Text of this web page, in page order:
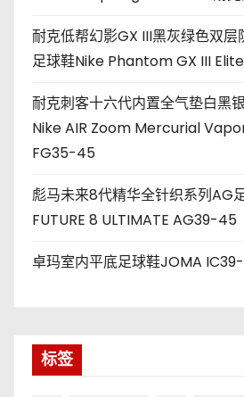
耐克低帮幻影GX III黑灰绿色双
足球鞋Nike Phantom GX III
耐克刺客十六代内置全气垫白黑
Nike AIR Zoom Mercurial
FG35-45
彪马未来8代精华全针织系列AG
FUTURE 8 ULTIMATE AG39-45
卓玛室内平底足球鞋JOMA
标签